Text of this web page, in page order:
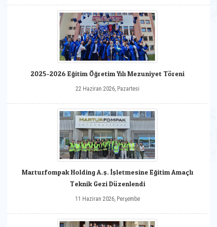
2025-2026 Eğitim Öğretim Yılı Mezuniyet Töreni
22 Haziran 2026, Pazartesi
Marturfompak Holding A.ş. İşletmesine Eğitim Amaçlı
Teknik Gezi Düzenlendi
11 Haziran 2026, Perşembe